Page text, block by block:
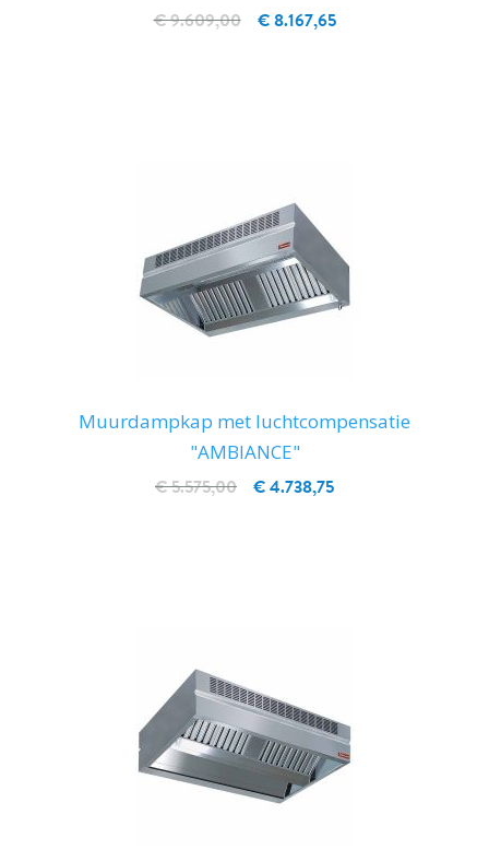
€ 8.167,65
€ 9.609,00
Muurdampkap met luchtcompensatie
"AMBIANCE"
€ 4.738,75
€ 5.575,00